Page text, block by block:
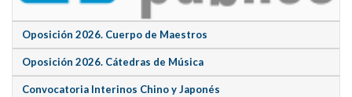
Oposición 2026. Cuerpo de Maestros
Oposición 2026. Cátedras de Música
Convocatoria Interinos Chino y Japonés